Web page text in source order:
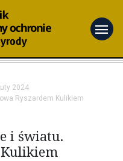
menu
2024
Ryszardem Kulikiem
i światu.
Kulikiem